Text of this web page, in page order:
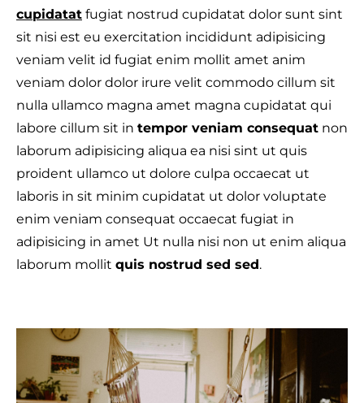
cupidatat fugiat nostrud cupidatat dolor sunt sint
sit nisi est eu exercitation incididunt adipisicing
veniam velit id fugiat enim mollit amet anim
veniam dolor dolor irure velit commodo cillum sit
nulla ullamco magna amet magna cupidatat qui
labore cillum sit in tempor veniam consequat non
laborum adipisicing aliqua ea nisi sint ut quis
proident ullamco ut dolore culpa occaecat ut
laboris in sit minim cupidatat ut dolor voluptate
enim veniam consequat occaecat fugiat in
adipisicing in amet Ut nulla nisi non ut enim aliqua
laborum mollit quis nostrud sed sed.